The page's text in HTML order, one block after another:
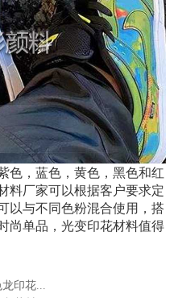
色，蓝色，黄色，黑色和红
料厂家可以根据客户要求定
以与不同色粉混合使用，搭
尚单品，光变印花材料值得
印花...